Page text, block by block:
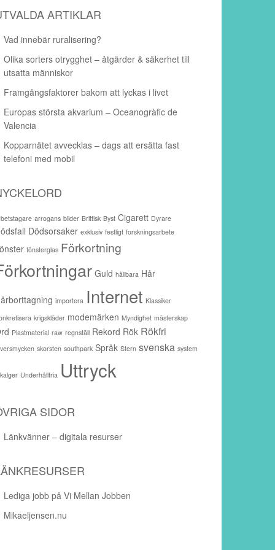
ARTIKLAR
Vad innebär ruralisering?
Olika sorters otrygghet – åtgärder & säkerhet till
utsatta människor
Framgångsfaktorer bakom att lyckas i livet
Europas största akvarium – Oceanogràfic de
Valencia
Kopparnätet avvecklas – dags att ersätta fast
telefoni med mobil
arrogans bilder Brittisk Byst Cigarett Dyrare
Dödsorsaker exklusiv festligt forskningsarbete
fönsterglas Förkortning
Guld hållbara Hår
importera Internet Klassiker
krigskläder modemärken Myndighet mästerskap
Plastmaterial raw regnställ Rekord Rök Rökfri
skorsten southpark Språk Stern svenska system
Underhållfria Uttryck
SIDOR
Länkvänner – digitala resurser
Lediga jobb på Vi Mellan Jobben
Mikaeljensen.nu